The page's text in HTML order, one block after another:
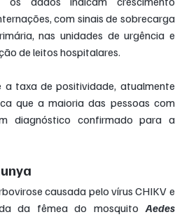
com sinais de sobrecarga
nas unidades de urgência e
de leitos hospitalares.
taxa de positividade, atualmente
que a maioria das pessoas com
diagnóstico confirmado para a
causada pelo vírus CHIKV e
da fêmea do mosquito Aedes